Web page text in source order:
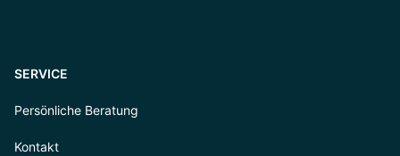
SERVICE
Persönliche Beratung
Kontakt